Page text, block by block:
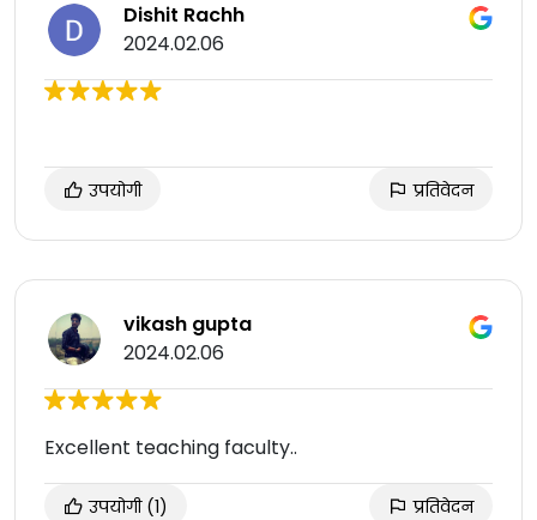
Dishit Rachh
2024.02.06
उपयोगी प्रतिवेदन
vikash gupta
2024.02.06
Excellent teaching faculty..
उपयोगी (1) प्रतिवेदन